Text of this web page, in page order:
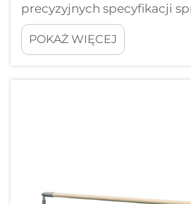
precyzyjnych specyfikacji
wspierać programy
najwyższym poziomie, a
koziołkowania stanowi jedno
POKAŻ WIĘCEJ